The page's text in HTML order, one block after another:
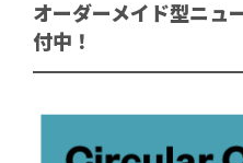
オーダーメイド型ニュ
付中！